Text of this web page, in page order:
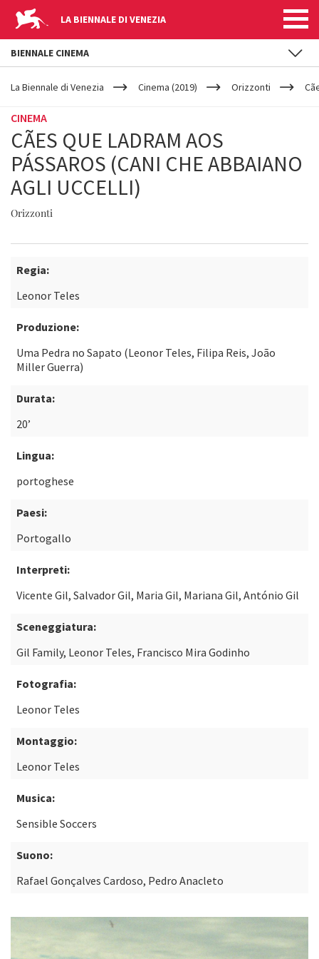
LA BIENNALE DI VENEZIA
YOUR
ARE
La Biennale di Venezia Cinema (2019) Orizzonti
CINEMA
CÃES QUE LADRAM AOS
PÁSSAROS (CANI CHE ABBAIANO
AGLI UCCELLI)
Orizzonti
Regia:
Leonor Teles
Produzione:
Uma Pedra no Sapato (Leonor Teles, Filipa Reis, João
Miller Guerra)
Durata:
20’
Lingua:
portoghese
Paesi:
Portogallo
Interpreti:
Vicente Gil, Salvador Gil, Maria Gil, Mariana Gil, António Gil
Sceneggiatura:
Gil Family, Leonor Teles, Francisco Mira Godinho
Fotografia:
Leonor Teles
Montaggio:
Leonor Teles
Musica:
Sensible Soccers
Suono:
Rafael Gonçalves Cardoso, Pedro Anacleto
BIENNALE CINEMA